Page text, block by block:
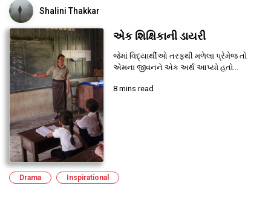
Shalini Thakkar
એક શિક્ષિકાની ડાયરી
જેમાં વિદ્યાર્થીઓ તરફથી મળેલા પ્રેમેજ તો
એમના જીવનને એક અર્થ આપ્યો હતો...
8 mins read
Drama Inspirational